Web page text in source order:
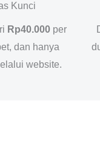
Kunci
Rp40.000 per
dan hanya
website.